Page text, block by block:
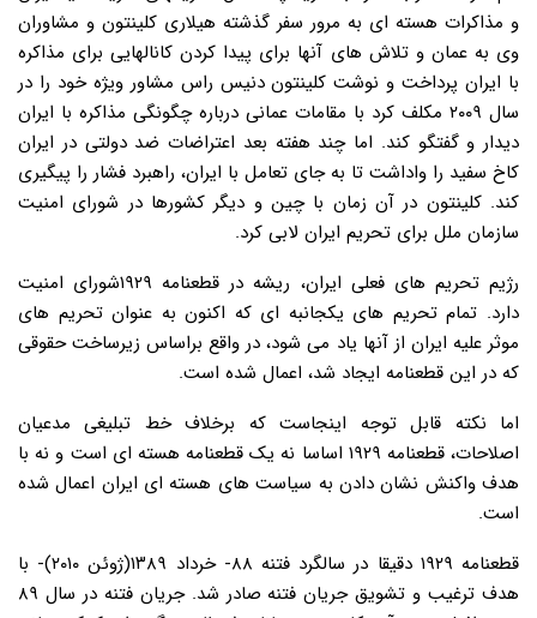
و مذاکرات هسته ای به مرور سفر گذشته هیلاری کلینتون و مشاوران
وی به عمان و تلاش های آنها برای پیدا کردن کانالهایی برای مذاکره
با ایران پرداخت و نوشت کلینتون دنیس راس مشاور ویژه خود را در
سال ۲۰۰۹ مکلف کرد با مقامات عمانی درباره چگونگی مذاکره با ایران
دیدار و گفتگو کند. اما چند هفته بعد اعتراضات ضد دولتی در ایران
کاخ سفید را واداشت تا به جای تعامل با ایران، راهبرد فشار را پیگیری
کند. کلینتون در آن زمان با چین و دیگر کشورها در شورای امنیت
سازمان ملل برای تحریم ایران لابی کرد.
رژیم تحریم های فعلی ایران، ریشه در قطعنامه ۱۹۲۹شورای امنیت
دارد. تمام تحریم های یکجانبه ای که اکنون به عنوان تحریم های
موثر علیه ایران از آنها یاد می شود، در واقع براساس زیرساخت حقوقی
که در این قطعنامه ایجاد شد، اعمال شده است.
اما نکته قابل توجه اینجاست که برخلاف خط تبلیغی مدعیان
اصلاحات، قطعنامه ۱۹۲۹ اساسا نه یک قطعنامه هسته ای است و نه با
هدف واکنش نشان دادن به سیاست های هسته ای ایران اعمال شده
است.
قطعنامه ۱۹۲۹ دقیقا در سالگرد فتنه ۸۸- خرداد ۱۳۸۹(ژوئن ۲۰۱۰)- با
هدف ترغیب و تشویق جریان فتنه صادر شد. جریان فتنه در سال ۸۹